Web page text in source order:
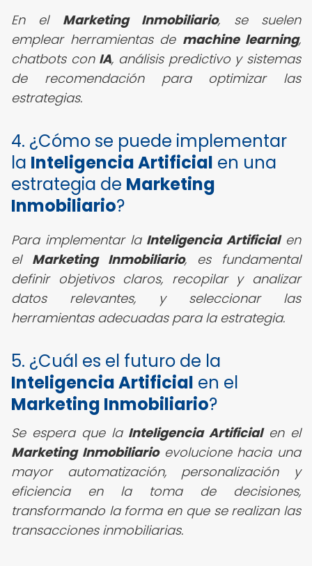
En el Marketing Inmobiliario, se suelen
emplear herramientas de machine learning,
chatbots con IA, análisis predictivo y sistemas
de recomendación para optimizar las
estrategias.
4. ¿Cómo se puede implementar
la Inteligencia Artificial en una
estrategia de Marketing
Inmobiliario?
Para implementar la Inteligencia Artificialen
el Marketing Inmobiliario, es fundamental
definir objetivos claros, recopilar y analizar
datos relevantes, y seleccionar las
herramientas adecuadas para la estrategia.
5. ¿Cuál es el futuro de la
Inteligencia Artificial en el
Marketing Inmobiliario?
Se espera que la Inteligencia Artificialen el
Marketing Inmobiliarioevolucione hacia una
mayor automatización, personalización y
eficiencia en la toma de decisiones,
transformando la forma en que se realizan las
transacciones inmobiliarias.